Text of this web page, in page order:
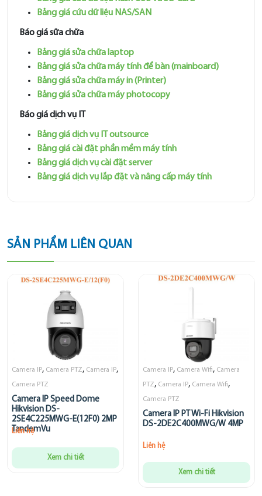
Bảng giá cứu dữ liệu NAS/SAN
Báo giá sữa chữa
Bảng giá sửa chữa laptop
Bảng giá sửa chữa máy tính để bàn (mainboard)
Bảng giá sửa chữa máy in (Printer)
Bảng giá sửa chữa máy photocopy
Báo giá dịch vụ IT
Bảng giá dịch vụ IT outsource
Bảng giá cài đặt phần mềm máy tính
Bảng giá dịch vụ cài đặt server
Bảng giá dịch vụ lắp đặt và nâng cấp máy tính
SẢN PHẨM LIÊN QUAN
Camera IP, Camera PTZ, Camera IP,
Camera PTZ
Camera IP Speed Dome
Hikvision DS-
2SE4C225MWG-E(12F0) 2MP
TandemVu
Liên hệ
Xem chi tiết
Camera IP, Camera Wifi, Camera
PTZ, Camera IP, Camera Wifi,
Camera PTZ
Camera IP PT Wi-Fi Hikvision
DS-2DE2C400MWG/W 4MP
Liên hệ
Xem chi tiết